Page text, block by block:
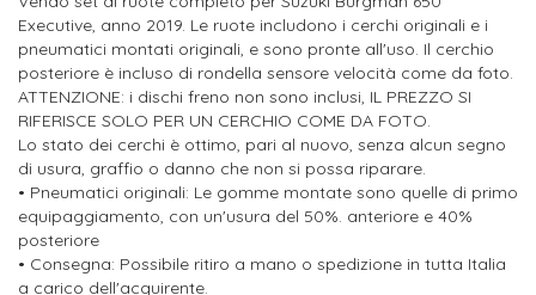
Executive, anno 2019. Le ruote includono i cerchi originali e i
pneumatici montati originali, e sono pronte all'uso. Il cerchio
posteriore è incluso di rondella sensore velocità come da foto.
ATTENZIONE: i dischi freno non sono inclusi, IL PREZZO SI
RIFERISCE SOLO PER UN CERCHIO COME DA FOTO.
Lo stato dei cerchi è ottimo, pari al nuovo, senza alcun segno
di usura, graffio o danno che non si possa riparare.
• Pneumatici originali: Le gomme montate sono quelle di primo
equipaggiamento, con un'usura del 50%. anteriore e 40%
posteriore
• Consegna: Possibile ritiro a mano o spedizione in tutta Italia
a carico dell'acquirente.